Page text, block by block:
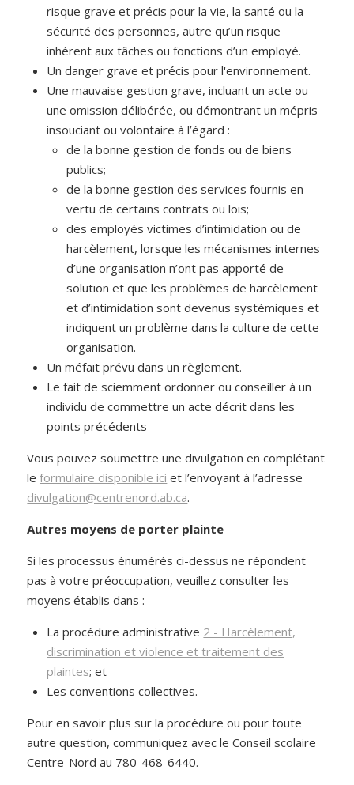
risque grave et précis pour la vie, la santé ou la
sécurité des personnes, autre qu’un risque
inhérent aux tâches ou fonctions d’un employé.
Un danger grave et précis pour l'environnement.
Une mauvaise gestion grave, incluant un acte ou
une omission délibérée, ou démontrant un mépris
insouciant ou volontaire à l’égard :
de la bonne gestion de fonds ou de biens
publics;
de la bonne gestion des services fournis en
vertu de certains contrats ou lois;
des employés victimes d’intimidation ou de
harcèlement, lorsque les mécanismes internes
d’une organisation n’ont pas apporté de
solution et que les problèmes de harcèlement
et d’intimidation sont devenus systémiques et
indiquent un problème dans la culture de cette
organisation.
Un méfait prévu dans un règlement.
Le fait de sciemment ordonner ou conseiller à un
individu de commettre un acte décrit dans les
points précédents
Vous pouvez soumettre une divulgation en complétant
leformulaire disponible ici et l’envoyant à l’adresse
divulgation@centrenord.ab.ca.
Autres moyens de porter plainte
Si les processus énumérés ci-dessus ne répondent
pas à votre préoccupation, veuillez consulter les
moyens établis dans :
La procédure administrative 2 - Harcèlement,
discrimination et violence et traitement des
plaintes; et
Les conventions collectives.
Pour en savoir plus sur la procédure ou pour toute
autre question, communiquez avec le Conseil scolaire
Centre-Nord au 780-468-6440.